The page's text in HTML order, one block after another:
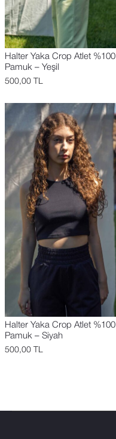
Halter Yaka Crop Atlet %100
Pamuk – Yeşil
500,00 TL
Halter Yaka Crop Atlet %100
Pamuk – Siyah
500,00 TL